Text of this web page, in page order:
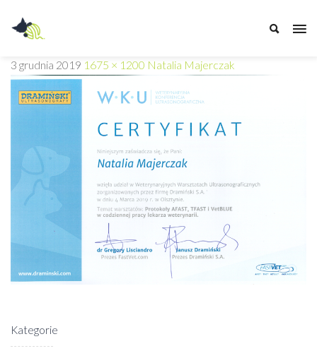
Weterynaryjna
PAZUREM
3 grudnia 2019 1675 × 1200 Natalia Majerczak
Kategorie